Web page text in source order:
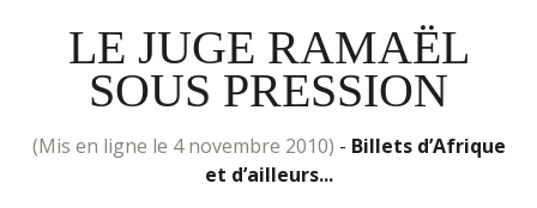
LE JUGE RAMAËL
SOUS PRESSION
(mis en ligne le 4 novembre 2010) - Billets d’Afrique
et d’ailleurs...